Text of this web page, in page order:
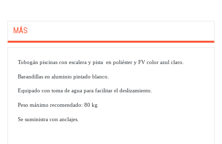
MÁS
Tobogán piscinas con escalera y pista en poliéster y FV color azul claro.
Barandillas en aluminio pintado blanco.
Equipado con toma de agua para facilitar el deslizamiento.
Peso máximo recomendado: 80 kg
Se suministra con anclajes.